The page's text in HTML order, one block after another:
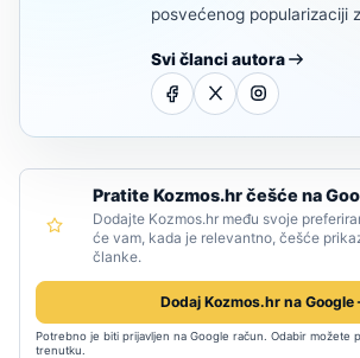
posvećenog popularizaciji
Svi članci autora
Pratite Kozmos.hr češće na
Dodajte Kozmos.hr među svoje
će vam, kada je relevantno, češće
članke.
Dodaj Kozmos.hr na Google
Potrebno je biti prijavljen na Google račun. Odabir možete
trenutku.